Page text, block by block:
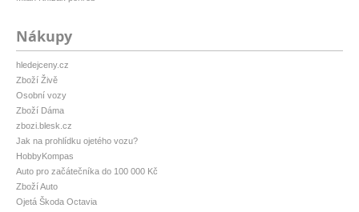
Nákupy
hledejceny.cz
Zboží Živě
Osobní vozy
Zboží Dáma
zbozi.blesk.cz
Jak na prohlídku ojetého vozu?
HobbyKompas
Auto pro začátečníka do 100 000 Kč
Zboží Auto
Ojetá Škoda Octavia